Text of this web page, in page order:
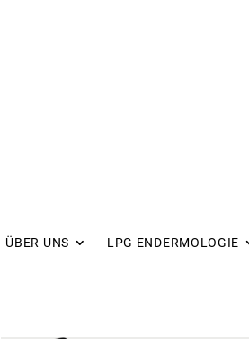
ÜBER UNS LPG ENDERMOLOGIE